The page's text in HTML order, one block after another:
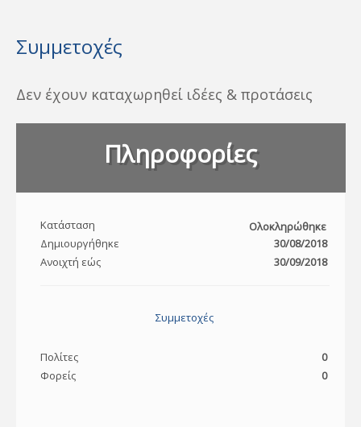
Συμμετοχές
Δεν έχουν καταχωρηθεί ιδέες & προτάσεις
Πληροφορίες
Κατάσταση
Ολοκληρώθηκε
Δημιουργήθηκε
30/08/2018
Ανοιχτή εώς
30/09/2018
Συμμετοχές
Πολίτες
0
Φορείς
0